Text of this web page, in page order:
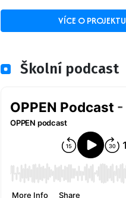
VÍCE O PROJEKTU
Školní podcast